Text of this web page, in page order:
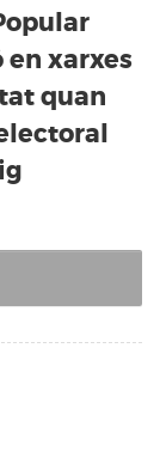
xarxes
quan